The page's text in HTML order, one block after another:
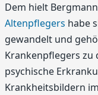
Dem hielt
Altenpflegers habe
gewandelt und
Krankenpflegers zu
psychische
Krankheitsbildern